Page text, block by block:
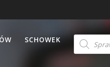
SCHOWEK
Products
search